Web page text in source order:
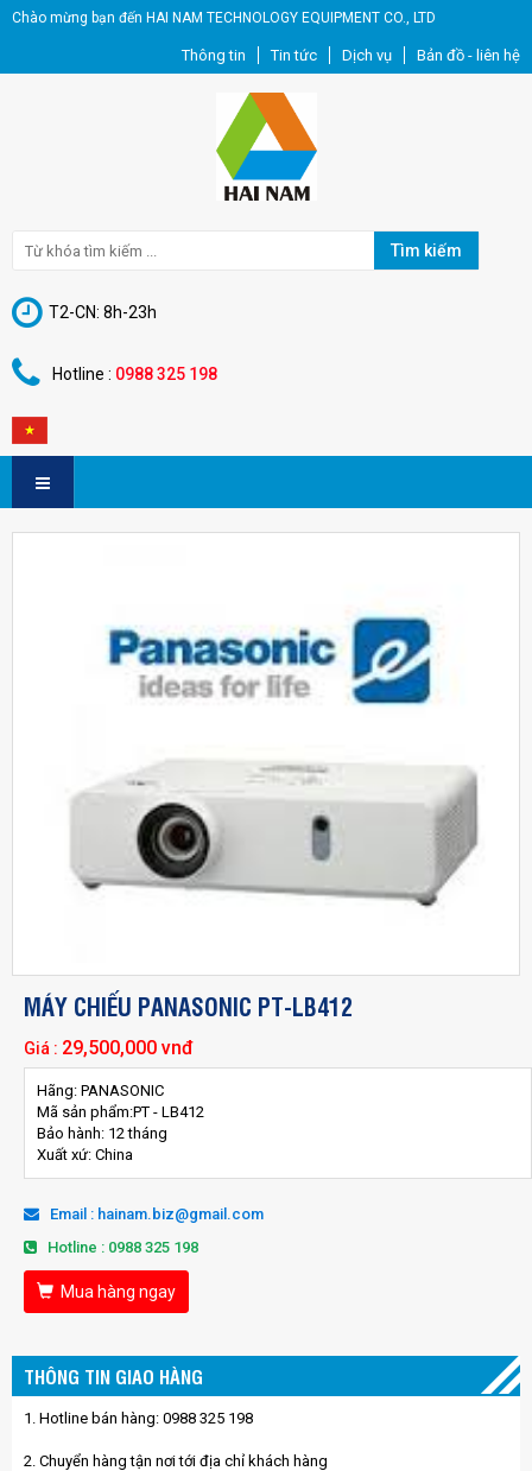
Chào mừng bạn đến HAI NAM TECHNOLOGY EQUIPMENT CO., LTD
Thông tin Tin tức Dịch vụ Bản đồ - liên hệ
Tìm kiếm
T2-CN: 8h-23h
Hotline : 0988 325 198
MÁY CHIẾU PANASONIC PT-LB412
Giá : 29,500,000 vnđ
Hãng: PANASONIC
Mã sản phẩm:PT - LB412
Bảo hành: 12 tháng
Xuất xứ: China
Email : hainam.biz@gmail.com
Hotline : 0988 325 198
Mua hàng ngay
THÔNG TIN GIAO HÀNG
1. Hotline bán hàng: 0988 325 198
2. Chuyển hàng tận nơi tới địa chỉ khách hàng